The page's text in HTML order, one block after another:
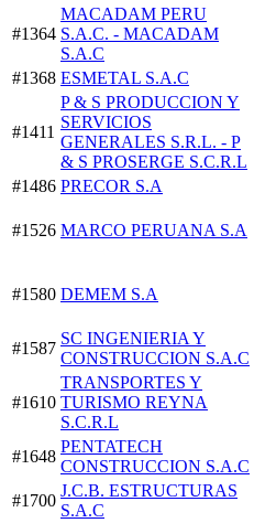
#1364
MACADAM PERU
S.A.C. - MACADAM
S.A.C
#1368 ESMETAL S.A.C
#1411
P & S PRODUCCION Y
SERVICIOS
GENERALES S.R.L. - P
& S PROSERGE S.C.R.L
#1486 PRECOR S.A
#1526 MARCO PERUANA S.A
#1580 DEMEM S.A
#1587
SC INGENIERIA Y
CONSTRUCCION S.A.C
#1610
TRANSPORTES Y
TURISMO REYNA
S.C.R.L
#1648
PENTATECH
CONSTRUCCION S.A.C
#1700
J.C.B. ESTRUCTURAS
S.A.C